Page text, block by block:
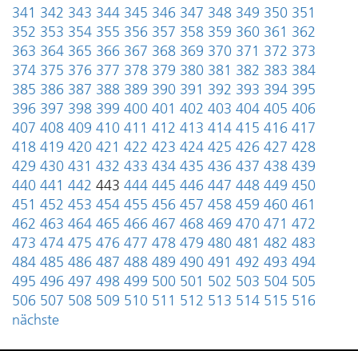
341 342 343 344 345 346 347 348 349 350 351
352 353 354 355 356 357 358 359 360 361 362
363 364 365 366 367 368 369 370 371 372 373
374 375 376 377 378 379 380 381 382 383 384
385 386 387 388 389 390 391 392 393 394 395
396 397 398 399 400 401 402 403 404 405 406
407 408 409 410 411 412 413 414 415 416 417
418 419 420 421 422 423 424 425 426 427 428
429 430 431 432 433 434 435 436 437 438 439
440 441 442 443 444 445 446 447 448 449 450
451 452 453 454 455 456 457 458 459 460 461
462 463 464 465 466 467 468 469 470 471 472
473 474 475 476 477 478 479 480 481 482 483
484 485 486 487 488 489 490 491 492 493 494
495 496 497 498 499 500 501 502 503 504 505
506 507 508 509 510 511 512 513 514 515 516
nächste